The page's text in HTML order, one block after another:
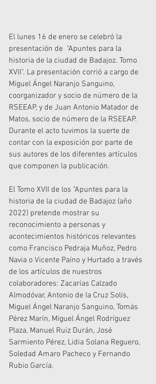
El lunes 16 de enero se celebró la
presentación de  "Apuntes para la
historia de la ciudad de Badajoz. Tomo
XVII". La presentación corrió a cargo de
Miguel Ángel Naranjo Sanguino,
coorganizador y socio de número de la
RSEEAP, y de Juan Antonio Matador de
Matos, socio de número de la RSEEAP.
Durante el acto tuvimos la suerte de
contar con la exposición por parte de
sus autores de los diferentes artículos
que componen la publicación.
El Tomo XVII de los "Apuntes para la
historia de la ciudad de Badajoz (año
2022) pretende mostrar su
reconocimiento a personas y
acontecimientos históricos relevantes
como Francisco Pedraja Muñoz, Pedro
Navia o Vicente Paíno y Hurtado a través
de los artículos de nuestros
colaboradores: Zacarías Calzado
Almodóvar, Antonio de la Cruz Solís,
Miguel Ángel Naranjo Sanguino, Tomás
Pérez Marín, Miguel Ángel Rodríguez
Plaza, Manuel Ruiz Durán, José
Sarmiento Pérez, Lidia Solana Reguero,
Soledad Amaro Pacheco y Fernando
Rubio García.